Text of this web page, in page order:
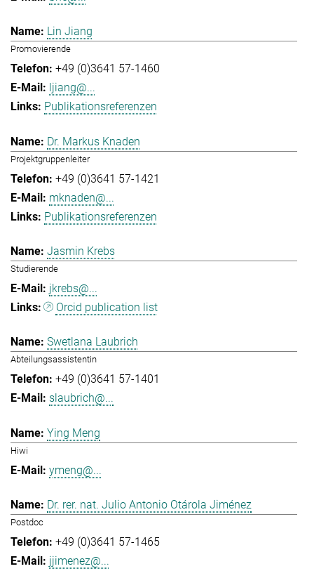
Lin Jiang
Promovierende
+49 (0)3641 57-1460
ljiang@...
Publikationsreferenzen
Dr. Markus Knaden
Projektgruppenleiter
+49 (0)3641 57-1421
mknaden@...
Publikationsreferenzen
Jasmin Krebs
Studierende
jkrebs@...
Orcid publication list
Swetlana Laubrich
Abteilungsassistentin
+49 (0)3641 57-1401
slaubrich@...
Ying Meng
Hiwi
ymeng@...
Dr. rer. nat. Julio Antonio Otárola Jiménez
Postdoc
+49 (0)3641 57-1465
jjimenez@...